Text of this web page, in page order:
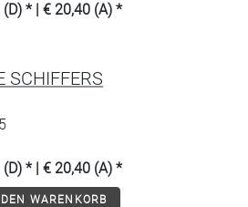
* | € 20,40 (A) *
SCHIFFERS
* | € 20,40 (A) *
WARENKORB